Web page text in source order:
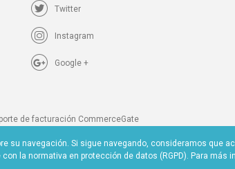
Twitter
Instagram
Google +
de facturación CommerceGate
su navegación. Si sigue navegando, consideramos que
la normativa en protección de datos (RGPD). Para más